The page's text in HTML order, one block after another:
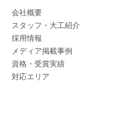
会社概要
スタッフ・大工紹介
採用情報
メディア掲載事例
資格・受賞実績
対応エリア